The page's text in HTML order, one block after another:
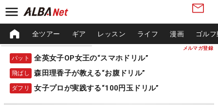
メルマガ登録
全ツアー ギア レッスン ライフ 漫画 ゴル
パット 全英女子OP女王の“スマホドリル”
飛ばし 森田理香子が教える“お腹ドリル”
ダフリ 女子プロが実践する“100円玉ドリル”